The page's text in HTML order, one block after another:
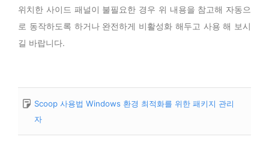
위치한 사이드 패널이 불필요한 경우 위 내용을 참고해 자동으
로 동작하도록 하거나 완전하게 비활성화 해두고 사용 해 보시
길 바랍니다.
Scoop 사용법 Windows 환경 최적화를 위한 패키지 관리
자